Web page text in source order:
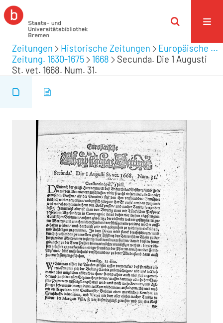
Zeitungen Historische Zeitungen
Europäische ...
Zeitung. 1630-1675
1668
Secunda. Die 1 Augusti
St. vet. 1668. Num. 31.